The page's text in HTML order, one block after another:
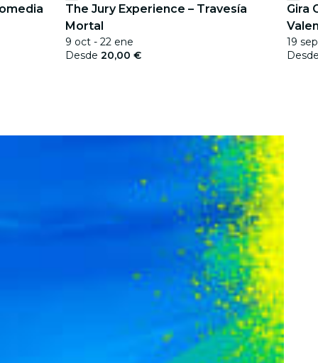
The Jury Experience – Travesía
Mortal
9 oct - 22 ene
Desde 20,00 €
Gira
19